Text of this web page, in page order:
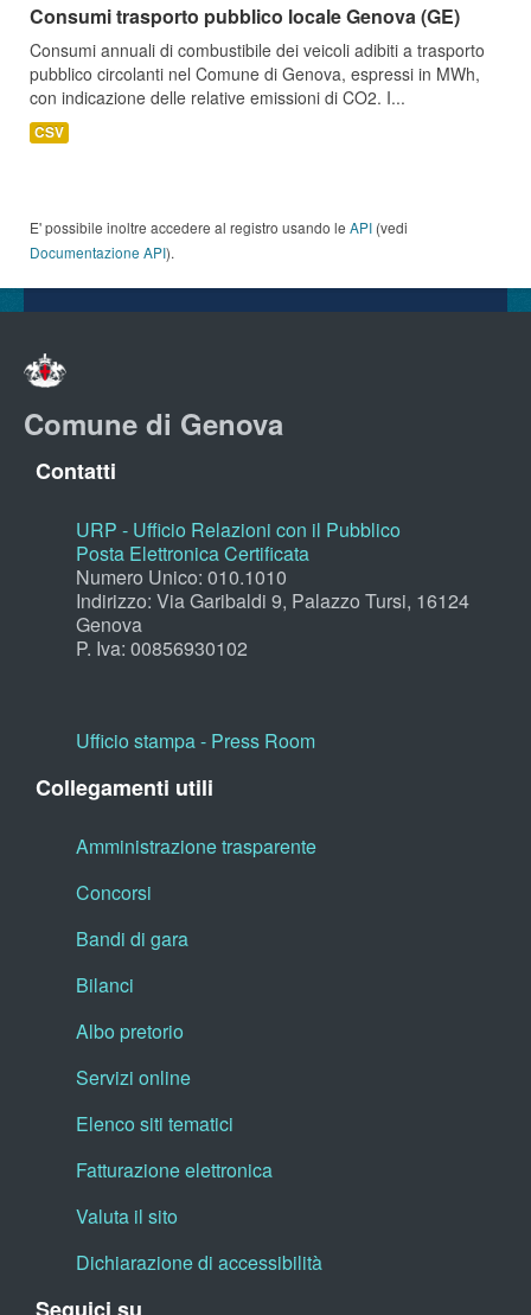
Consumi trasporto pubblico locale Genova (GE)
Consumi annuali di combustibile dei veicoli adibiti a trasporto
pubblico circolanti nel Comune di Genova, espressi in MWh,
con indicazione delle relative emissioni di CO2. I...
CSV
E' possibile inoltre accedere al registro usando le API (vedi
Documentazione API).
Comune di Genova
Contatti
URP - Ufficio Relazioni con il Pubblico
Posta Elettronica Certificata
Numero Unico: 010.1010
Indirizzo: Via Garibaldi 9, Palazzo Tursi, 16124
Genova
P. Iva: 00856930102
Ufficio stampa - Press Room
Collegamenti utili
Amministrazione trasparente
Concorsi
Bandi di gara
Bilanci
Albo pretorio
Servizi online
Elenco siti tematici
Fatturazione elettronica
Valuta il sito
Dichiarazione di accessibilità